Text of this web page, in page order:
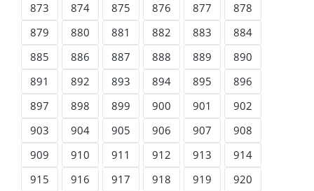
873
874 875 876 877
878
879
880 881 882 883
884
885
886 887 888 889
890
891
892 893 894 895
896
897
898 899 900 901
902
903
904 905 906 907
908
909
910 911 912 913
914
915
916 917 918 919
920